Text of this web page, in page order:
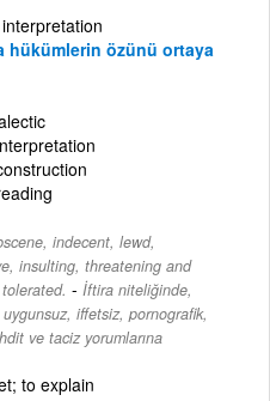
hükümlerin özünü ortaya
indecent, lewd,
insulting, threatening and
- İftira niteliğinde,
iffetsiz, pornografik,
ve taciz yorumlarına
to explain